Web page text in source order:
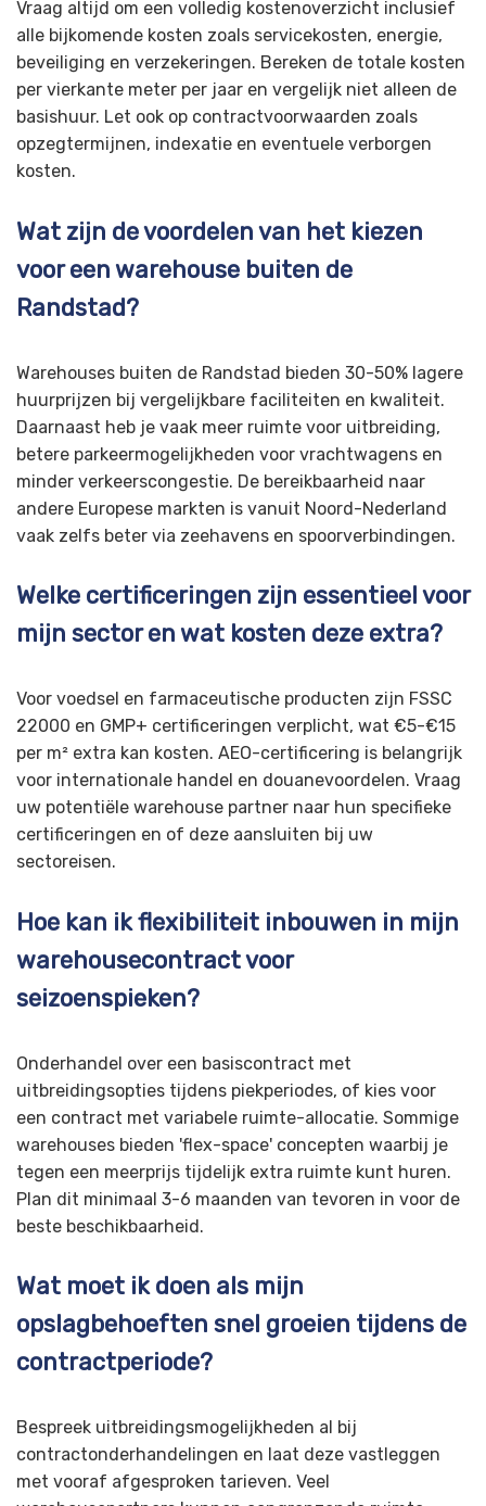
Vraag altijd om een volledig kostenoverzicht inclusief
alle bijkomende kosten zoals servicekosten, energie,
beveiliging en verzekeringen. Bereken de totale kosten
per vierkante meter per jaar en vergelijk niet alleen de
basishuur. Let ook op contractvoorwaarden zoals
opzegtermijnen, indexatie en eventuele verborgen
kosten.
Wat zijn de voordelen van het kiezen
voor een warehouse buiten de
Randstad?
Warehouses buiten de Randstad bieden 30-50% lagere
huurprijzen bij vergelijkbare faciliteiten en kwaliteit.
Daarnaast heb je vaak meer ruimte voor uitbreiding,
betere parkeermogelijkheden voor vrachtwagens en
minder verkeerscongestie. De bereikbaarheid naar
andere Europese markten is vanuit Noord-Nederland
vaak zelfs beter via zeehavens en spoorverbindingen.
Welke certificeringen zijn essentieel voor
mijn sector en wat kosten deze extra?
Voor voedsel en farmaceutische producten zijn FSSC
22000 en GMP+ certificeringen verplicht, wat €5-€15
per m² extra kan kosten. AEO-certificering is belangrijk
voor internationale handel en douanevoordelen. Vraag
uw potentiële warehouse partner naar hun specifieke
certificeringen en of deze aansluiten bij uw
sectoreisen.
Hoe kan ik flexibiliteit inbouwen in mijn
warehousecontract voor
seizoenspieken?
Onderhandel over een basiscontract met
uitbreidingsopties tijdens piekperiodes, of kies voor
een contract met variabele ruimte-allocatie. Sommige
warehouses bieden 'flex-space' concepten waarbij je
tegen een meerprijs tijdelijk extra ruimte kunt huren.
Plan dit minimaal 3-6 maanden van tevoren in voor de
beste beschikbaarheid.
Wat moet ik doen als mijn
opslagbehoeften snel groeien tijdens de
contractperiode?
Bespreek uitbreidingsmogelijkheden al bij
contractonderhandelingen en laat deze vastleggen
met vooraf afgesproken tarieven. Veel